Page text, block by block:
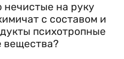
нечистые на руку
с составом и
психотропные
вещества?